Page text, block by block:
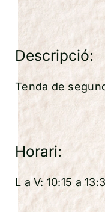
Descripció:
Tenda de
Horari:
L a V: 10:15 a